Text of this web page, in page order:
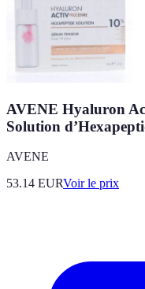
AVENE Hyaluron
Solution
AVENE
53.14 EURVoir le prix